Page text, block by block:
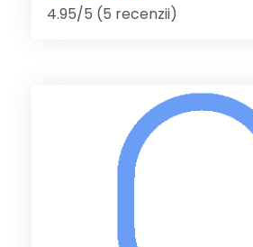
4.95/5 (5 recenzii)